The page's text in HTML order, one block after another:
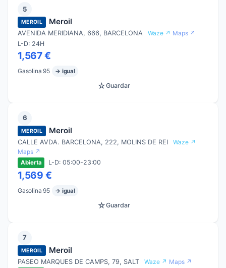
5
MEROIL Meroil
AVENIDA MERIDIANA, 666, BARCELONA Waze ↗ Maps ↗
L-D: 24H
1,567 €
Gasolina 95 → igual
☆Guardar
6
MEROIL Meroil
CALLE AVDA. BARCELONA, 222, MOLINS DE REI
Waze ↗
Maps ↗
Abierta L-D: 05:00-23:00
1,569 €
Gasolina 95 → igual
☆Guardar
7
MEROIL Meroil
PASEO MARQUES DE CAMPS, 79, SALT Waze ↗ Maps ↗